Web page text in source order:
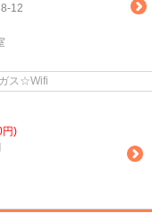
12
ス☆Wifi
円)